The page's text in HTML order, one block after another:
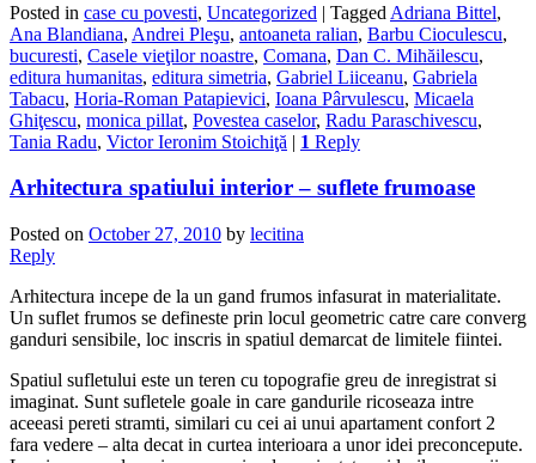
Posted in case cu povesti, Uncategorized | Tagged Adriana Bittel,
Ana Blandiana, Andrei Pleşu, antoaneta ralian, Barbu Cioculescu,
bucuresti, Casele vieţilor noastre, Comana, Dan C. Mihăilescu,
editura humanitas, editura simetria, Gabriel Liiceanu, Gabriela
Tabacu, Horia-Roman Patapievici, Ioana Pârvulescu, Micaela
Ghiţescu, monica pillat, Povestea caselor, Radu Paraschivescu,
Tania Radu, Victor Ieronim Stoichiţă | 1 Reply
Arhitectura spatiului interior – suflete frumoase
Posted on October 27, 2010 by lecitina
Reply
Arhitectura incepe de la un gand frumos infasurat in materialitate.
Un suflet frumos se defineste prin locul geometric catre care converg
ganduri sensibile, loc inscris in spatiul demarcat de limitele fiintei.
Spatiul sufletului este un teren cu topografie greu de inregistrat si
imaginat. Sunt sufletele goale in care gandurile ricoseaza intre
aceeasi pereti stramti, similari cu cei ai unui apartament confort 2
fara vedere – alta decat in curtea interioara a unor idei preconcepute.